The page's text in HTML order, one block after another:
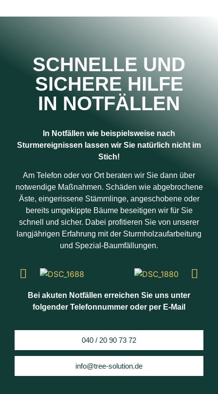
SCHNELLE UND
SICHERE HILFE
IN NOTFÄLLEN
In Notfällen wie beispielsweise nach
Sturmereignissen lassen wir Sie natürlich nicht im
Stich!
Am Telefon oder vor Ort beraten wir Sie dann über
notwendige Maßnahmen. Schäden wie abgebrochene
Äste, eingerissene Stämmlinge, angeschobene oder
bereits umgekippte Bäume beseitigen wir für Sie
schnell und sicher. Dabei profitieren Sie von unserer
langjährigen Erfahrung mit der Sturmholzaufarbeitung
und Spezial-Baumfällungen.
Bei akuten Notfällen erreichen Sie uns unter
folgender Telefonnummer oder per E-Mail
040 / 20 90 73 72
info@tree-solution.de